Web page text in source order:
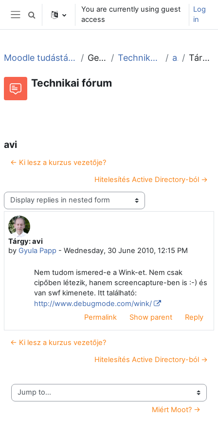
Skip to main content
Side panel
Toggle search input
You are currently using guest
access
Log
in
Moodle tudástár és fórum General Technikai fórum avi Tárgy: avi
Technikai fórum
avi
← Ki lesz a kurzus vezetője?
Hitelesítés Active Directory-ból →
Display mode
Tárgy: avi
by Gyula Papp - Wednesday, 30 June 2010, 12:15 PM
Number of replies: 0
Nem tudom ismered-e a Wink-et. Nem csak
cipőben létezik, hanem screencapture-ben is :-) és
van swf kimenete. Itt található:
http://www.debugmode.com/wink/
Permalink
Show parent Reply
← Ki lesz a kurzus vezetője?
Hitelesítés Active Directory-ból →
Jump to...
Miért Moot? →